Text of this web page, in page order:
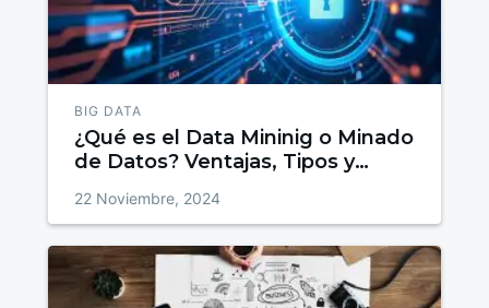
BIG DATA
¿Qué es el Data Mininig o Minado
de Datos? Ventajas, Tipos y
22 Noviembre, 2024